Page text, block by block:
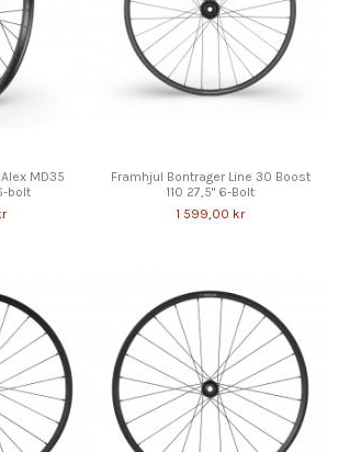
MD35
bolt
Framhjul Bontrager Line 30 Boost
110 27,5" 6-Bolt
1 599,00 kr